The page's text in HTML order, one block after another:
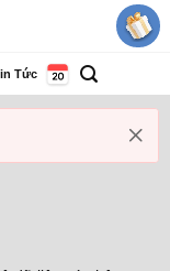
Tức